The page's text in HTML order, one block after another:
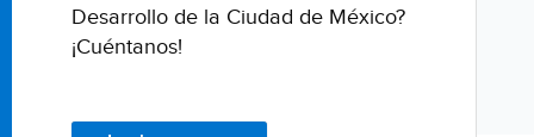
Desarrollo de la Ciudad de México?
¡Cuéntanos!